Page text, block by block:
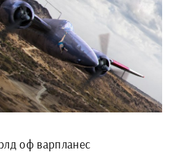
оф варпланес